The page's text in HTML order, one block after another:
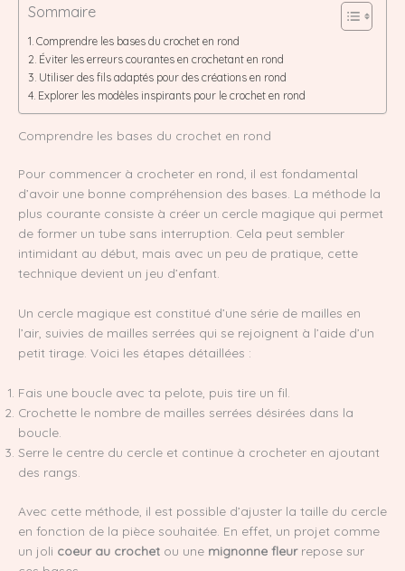
Sommaire
Comprendre les bases du crochet en rond
Éviter les erreurs courantes en crochetant en rond
Utiliser des fils adaptés pour des créations en rond
Explorer les modèles inspirants pour le crochet en rond
Comprendre les bases du crochet en rond
Pour commencer à crocheter en rond, il est fondamental
d’avoir une bonne compréhension des bases. La méthode la
plus courante consiste à créer un cercle magique qui permet
de former un tube sans interruption. Cela peut sembler
intimidant au début, mais avec un peu de pratique, cette
technique devient un jeu d’enfant.
Un cercle magique est constitué d’une série de mailles en
l’air, suivies de mailles serrées qui se rejoignent à l’aide d’un
petit tirage. Voici les étapes détaillées :
Fais une boucle avec ta pelote, puis tire un fil.
Crochette le nombre de mailles serrées désirées dans la
boucle.
Serre le centre du cercle et continue à crocheter en ajoutant
des rangs.
Avec cette méthode, il est possible d’ajuster la taille du cercle
en fonction de la pièce souhaitée. En effet, un projet comme
un joli coeur au crochet ou une mignonne fleurrepose sur